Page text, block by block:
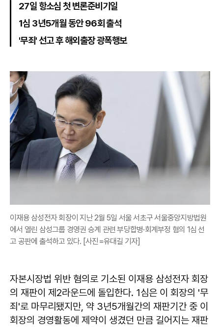
27일 항소심 첫 변론준비기일
1심 3년5개월 동안 96회 출석
'무죄' 선고 후 해외출장 광폭행보
이재용 삼성전자 회장이 지난 2월 5일 서울 서초구 서울중앙지방법원
에서 열린 삼성그룹 경영권 승계 관련 부당합병·회계부정 혐의 1심 선
고 공판에 출석하고 있다. [사진=유대길 기자]
자본시장법 위반 혐의로 기소된 이재용 삼성전자 회장
의 재판이 제2라운드에 돌입한다. 1심은 이 회장의 '무
죄'로 마무리됐지만, 약 3년5개월간의 재판기간 중 이
회장의 경영활동에 제약이 생겼던 만큼 길어지는 재판